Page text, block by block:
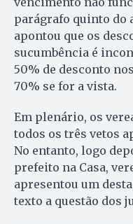
parágrafo quinto do
apontou que os
sucumbência é
50% de desconto
70% se for a vista.
Em plenário, os
todos os três vetos
No entanto, logo
prefeito na Casa,
apresentou um
texto a questão dos